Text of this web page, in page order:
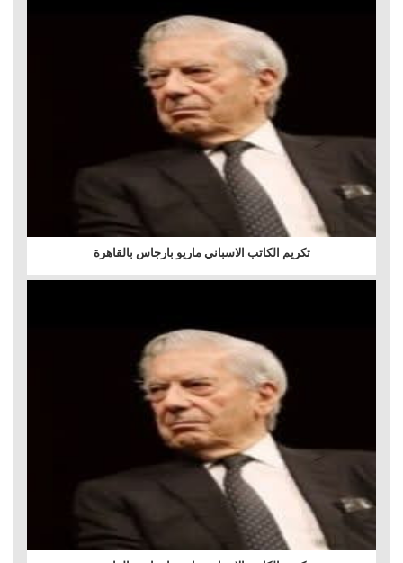
تكريم الكاتب الاسباني ماريو بارجاس بالقاهرة